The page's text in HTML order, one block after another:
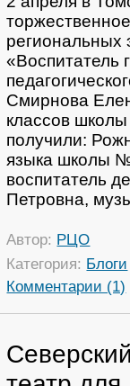
региональных
«Воспитатель
Смирнова
классов
получили:
языка школы
воспитатель
Петровна,
Автор: РЦО
Категория: Блоги
Комментарии (1)